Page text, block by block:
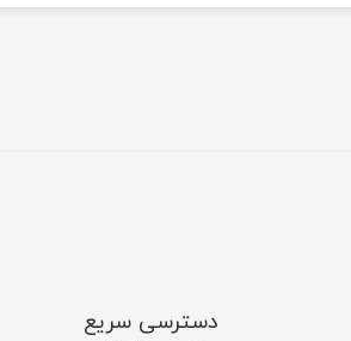
دسترسی سریع